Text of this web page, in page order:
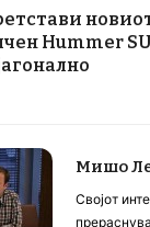
Hummer
Мишо
Својот